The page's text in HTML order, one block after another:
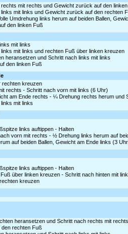
mit rechts und Gewicht zurück auf den
mit links und Gewicht zurück auf den rechten
Umdrehung links herum auf beiden Ballen,
den linken Fuß
mit links
mit links und rechten Fuß über linken kreuzen
heransetzen und Schritt nach links mit links
den linken Fuß
rechten kreuzen
rechts - Schritt nach vorn mit links (6 Uhr)
am Ende rechts - ¼ Drehung rechts herum und
mit links
links auftippen - Halten
vorn mit rechts - ½ Drehung links herum auf
auf beiden Ballen, Gewicht am Ende links (3
links auftippen - Halten
über linken kreuzen - Schritt nach hinten mit
kreuzen
heransetzen und Schritt nach rechts mit rechts
den rechten Fuß